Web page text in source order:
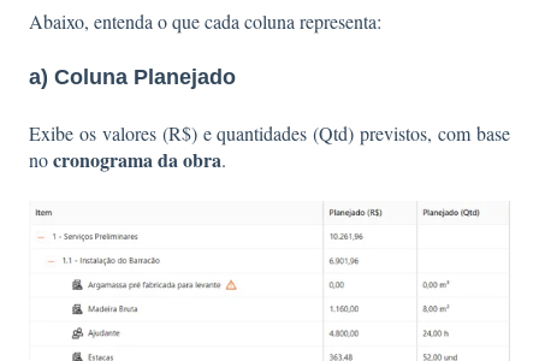
Abaixo, entenda o que cada coluna representa:
a) Coluna Planejado
Exibe os valores (R$) e quantidades (Qtd) previstos, com base
nocronograma da obra.